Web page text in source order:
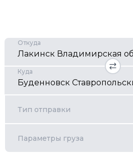
Откуда
Куда
Тип отправки
Параметры груза